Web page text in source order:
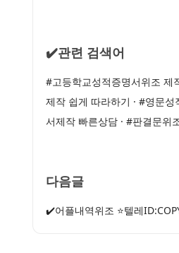
✔️관련 검색어
#고등학교성적증명서위조 제
제작 쉽게 따라하기 · #영문
서제작 빠른상담 · #판결문위
다음글
✔️어플내역위조 ⭐텔레